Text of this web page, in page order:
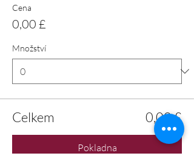
Cena
0,00 £
Množství
Celkem 0,00 £
Pokladna